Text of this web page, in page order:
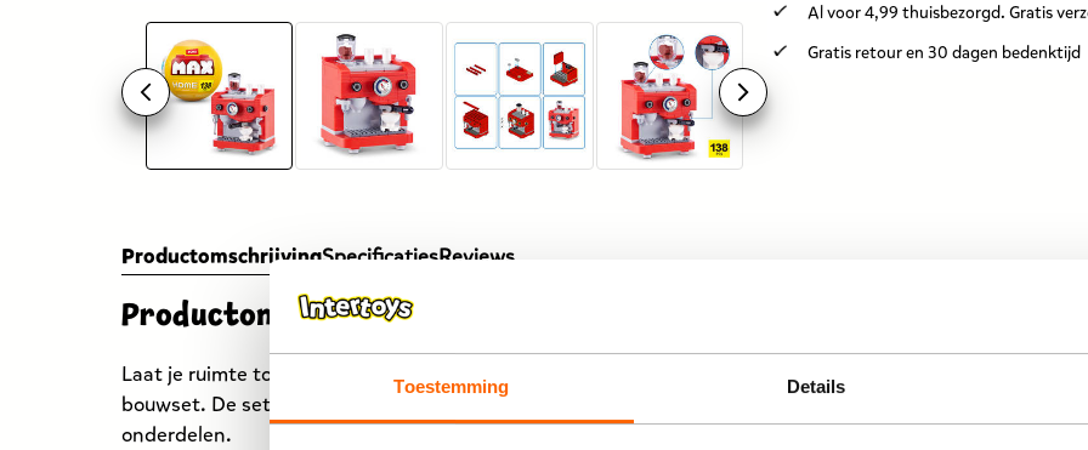
Toestemming Details
Al voor 4,99 thuisbezorgd. Gratis
Gratis retour en 30 dagen bedenktijd
ProductomschrijvingSpecificatiesReviews
Productomschrijving
Laat je ruimte tot leven komen met de MAX Thuis koffiezetapparaat S1
bouwset. De set met een stijlvol ontwerp bevat 138 premium
onderdelen.